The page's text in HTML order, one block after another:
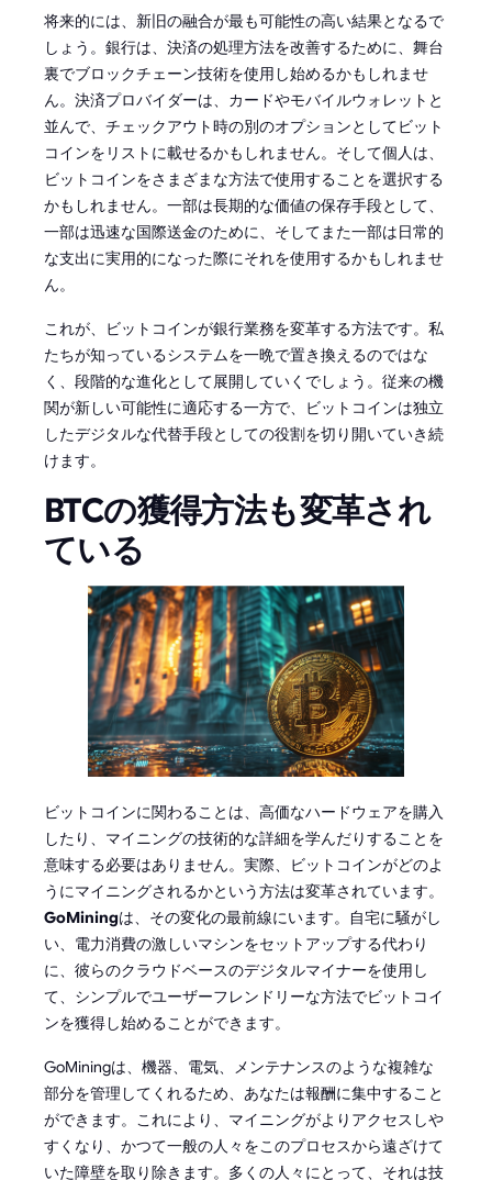
将来的には、新旧の融合が最も可能性の高い結果となるで
しょう。銀行は、決済の処理方法を改善するために、舞台
裏でブロックチェーン技術を使用し始めるかもしれませ
ん。決済プロバイダーは、カードやモバイルウォレットと
並んで、チェックアウト時の別のオプションとしてビット
コインをリストに載せるかもしれません。そして個人は、
ビットコインをさまざまな方法で使用することを選択する
かもしれません。一部は長期的な価値の保存手段として、
一部は迅速な国際送金のために、そしてまた一部は日常的
な支出に実用的になった際にそれを使用するかもしれませ
ん。
これが、ビットコインが銀行業務を変革する方法です。私
たちが知っているシステムを一晩で置き換えるのではな
く、段階的な進化として展開していくでしょう。従来の機
関が新しい可能性に適応する一方で、ビットコインは独立
したデジタルな代替手段としての役割を切り開いていき続
けます。
BTCの獲得方法も変革され
ている
ビットコインに関わることは、高価なハードウェアを購入
したり、マイニングの技術的な詳細を学んだりすることを
意味する必要はありません。実際、ビットコインがどのよ
うにマイニングされるかという方法は変革されています。
GoMiningは、その変化の最前線にいます。自宅に騒がし
い、電力消費の激しいマシンをセットアップする代わり
に、彼らのクラウドベースのデジタルマイナーを使用し
て、シンプルでユーザーフレンドリーな方法でビットコイ
ンを獲得し始めることができます。
GoMiningは、機器、電気、メンテナンスのような複雑な
部分を管理してくれるため、あなたは報酬に集中すること
ができます。これにより、マイニングがよりアクセスしや
すくなり、かつて一般の人々をこのプロセスから遠ざけて
いた障壁を取り除きます。多くの人々にとって、それは技